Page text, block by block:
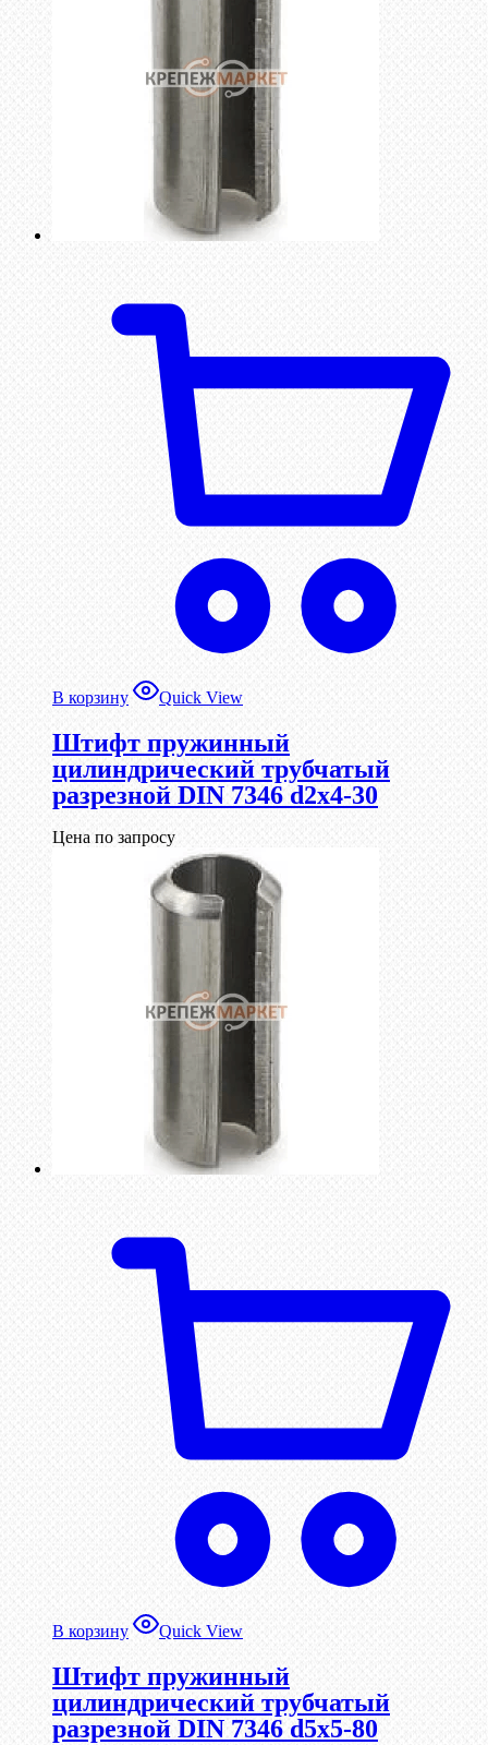
В корзину Quick View
Штифт пружинный
цилиндрический трубчатый
разрезной DIN 7346 d2х4-30
Цена по запросу
В корзину Quick View
Штифт пружинный
цилиндрический трубчатый
разрезной DIN 7346 d5х5-80